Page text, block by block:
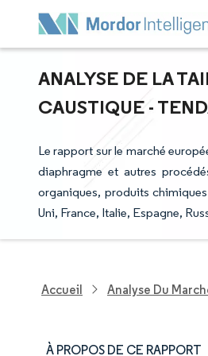
ANALYSE DE LA
CAUSTIQUE -
Le rapport sur le marché
diaphragme et autres
organiques, produits
Uni, France, Italie, Espagne,
Accueil Analyse Du
À PROPOS DE CE RAPPORT